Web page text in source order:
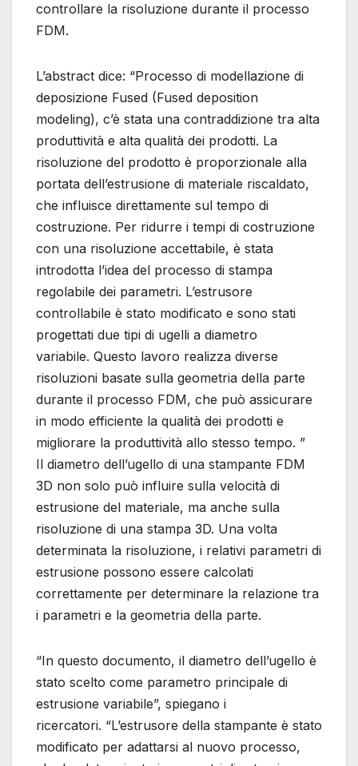
controllare la risoluzione durante il processo
FDM.
L’abstract dice: “Processo di modellazione di
deposizione Fused (Fused deposition
modeling), c’è stata una contraddizione tra alta
produttività e alta qualità dei prodotti. La
risoluzione del prodotto è proporzionale alla
portata dell’estrusione di materiale riscaldato,
che influisce direttamente sul tempo di
costruzione. Per ridurre i tempi di costruzione
con una risoluzione accettabile, è stata
introdotta l’idea del processo di stampa
regolabile dei parametri. L’estrusore
controllabile è stato modificato e sono stati
progettati due tipi di ugelli a diametro
variabile. Questo lavoro realizza diverse
risoluzioni basate sulla geometria della parte
durante il processo FDM, che può assicurare
in modo efficiente la qualità dei prodotti e
migliorare la produttività allo stesso tempo. ”
Il diametro dell’ugello di una stampante FDM
3D non solo può influire sulla velocità di
estrusione del materiale, ma anche sulla
risoluzione di una stampa 3D. Una volta
determinata la risoluzione, i relativi parametri di
estrusione possono essere calcolati
correttamente per determinare la relazione tra
i parametri e la geometria della parte.
“In questo documento, il diametro dell’ugello è
stato scelto come parametro principale di
estrusione variabile”, spiegano i
ricercatori. “L’estrusore della stampante è stato
modificato per adattarsi al nuovo processo,